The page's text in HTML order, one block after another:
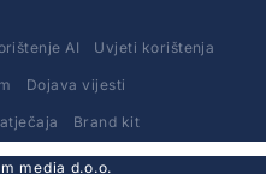
AI Uvjeti korištenja
Dojava vijesti
Brand kit
media d.o.o.